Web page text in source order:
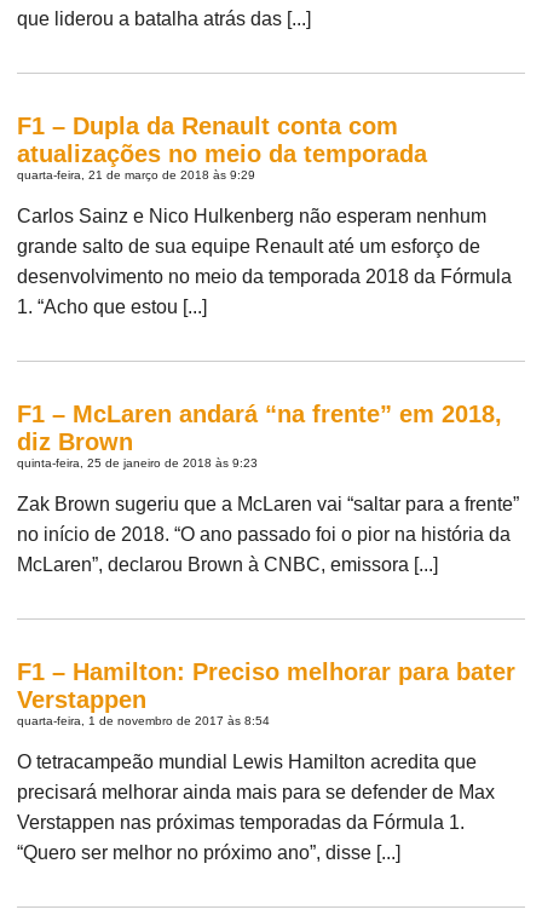
que liderou a batalha atrás das [...]
F1 – Dupla da Renault conta com
atualizações no meio da temporada
quarta-feira, 21 de março de 2018 às 9:29
Carlos Sainz e Nico Hulkenberg não esperam nenhum
grande salto de sua equipe Renault até um esforço de
desenvolvimento no meio da temporada 2018 da Fórmula
1. “Acho que estou [...]
F1 – McLaren andará “na frente” em 2018,
diz Brown
quinta-feira, 25 de janeiro de 2018 às 9:23
Zak Brown sugeriu que a McLaren vai “saltar para a frente”
no início de 2018. “O ano passado foi o pior na história da
McLaren”, declarou Brown à CNBC, emissora [...]
F1 – Hamilton: Preciso melhorar para bater
Verstappen
quarta-feira, 1 de novembro de 2017 às 8:54
O tetracampeão mundial Lewis Hamilton acredita que
precisará melhorar ainda mais para se defender de Max
Verstappen nas próximas temporadas da Fórmula 1.
“Quero ser melhor no próximo ano”, disse [...]